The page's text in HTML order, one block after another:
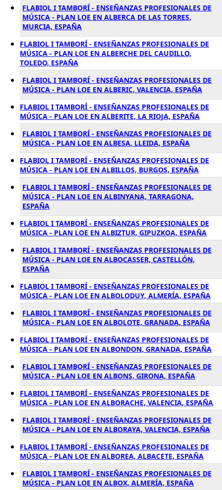
FLABIOL I TAMBORÍ - ENSEÑANZAS PROFESIONALES DE
MÚSICA - PLAN LOE EN ALBERCA DE LAS TORRES,
MURCIA, ESPAÑA
FLABIOL I TAMBORÍ - ENSEÑANZAS PROFESIONALES DE
MÚSICA - PLAN LOE EN ALBERCHE DEL CAUDILLO,
TOLEDO, ESPAÑA
FLABIOL I TAMBORÍ - ENSEÑANZAS PROFESIONALES DE
MÚSICA - PLAN LOE EN ALBERIC, VALENCIA, ESPAÑA
FLABIOL I TAMBORÍ - ENSEÑANZAS PROFESIONALES DE
MÚSICA - PLAN LOE EN ALBERITE, LA RIOJA, ESPAÑA
FLABIOL I TAMBORÍ - ENSEÑANZAS PROFESIONALES DE
MÚSICA - PLAN LOE EN ALBESA, LLEIDA, ESPAÑA
FLABIOL I TAMBORÍ - ENSEÑANZAS PROFESIONALES DE
MÚSICA - PLAN LOE EN ALBILLOS, BURGOS, ESPAÑA
FLABIOL I TAMBORÍ - ENSEÑANZAS PROFESIONALES DE
MÚSICA - PLAN LOE EN ALBINYANA, TARRAGONA,
ESPAÑA
FLABIOL I TAMBORÍ - ENSEÑANZAS PROFESIONALES DE
MÚSICA - PLAN LOE EN ALBIZTUR, GIPUZKOA, ESPAÑA
FLABIOL I TAMBORÍ - ENSEÑANZAS PROFESIONALES DE
MÚSICA - PLAN LOE EN ALBOCASSER, CASTELLÓN,
ESPAÑA
FLABIOL I TAMBORÍ - ENSEÑANZAS PROFESIONALES DE
MÚSICA - PLAN LOE EN ALBOLODUY, ALMERÍA, ESPAÑA
FLABIOL I TAMBORÍ - ENSEÑANZAS PROFESIONALES DE
MÚSICA - PLAN LOE EN ALBOLOTE, GRANADA, ESPAÑA
FLABIOL I TAMBORÍ - ENSEÑANZAS PROFESIONALES DE
MÚSICA - PLAN LOE EN ALBONDON, GRANADA, ESPAÑA
FLABIOL I TAMBORÍ - ENSEÑANZAS PROFESIONALES DE
MÚSICA - PLAN LOE EN ALBONS, GIRONA, ESPAÑA
FLABIOL I TAMBORÍ - ENSEÑANZAS PROFESIONALES DE
MÚSICA - PLAN LOE EN ALBORACHE, VALENCIA, ESPAÑA
FLABIOL I TAMBORÍ - ENSEÑANZAS PROFESIONALES DE
MÚSICA - PLAN LOE EN ALBORAYA, VALENCIA, ESPAÑA
FLABIOL I TAMBORÍ - ENSEÑANZAS PROFESIONALES DE
MÚSICA - PLAN LOE EN ALBOREA, ALBACETE, ESPAÑA
FLABIOL I TAMBORÍ - ENSEÑANZAS PROFESIONALES DE
MÚSICA - PLAN LOE EN ALBOX, ALMERÍA, ESPAÑA